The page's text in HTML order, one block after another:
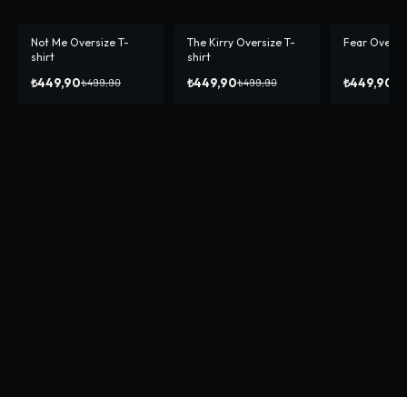
-%10
Not Me Oversize T-
shirt
₺449,90₺499,90
-%10
The Kirry Oversize T-
shirt
₺449,90₺499,90
-%10
Fear
₺449,90